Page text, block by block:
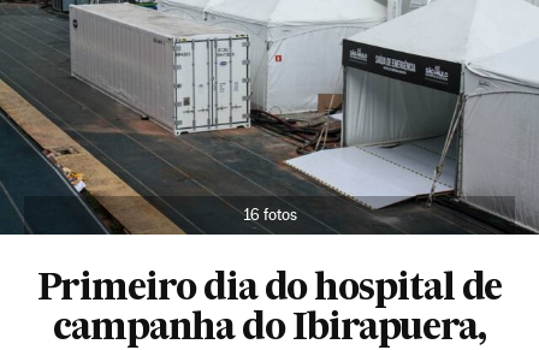
16 fotos
Primeiro dia do hospital de
campanha do Ibirapuera,